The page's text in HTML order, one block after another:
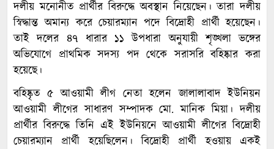
দলীয় মনোনীত প্রার্থীর বিরুদ্ধে অবস্থান নিয়েছেন। তারা দলীয়
স্বিদ্ধান্ত অমান্য করে চেয়ারম্যান পদে বিদ্রোহী প্রার্থী হয়েছেন।
তাই দলের ৪৭ ধারার ১১ উপধারা অনুযায়ী শৃঙ্খলা ভঙ্গের
অভিযোগে প্রাথমিক সদস্য পদ থেকে সরাসরি বহিষ্কার করা
হয়েছে।
বহিষ্কৃত ৫ আওয়ামী লীগ নেতা হলেন জালালাবাদ ইউনিয়ন
আওয়ামী লীগের সাধারণ সম্পাদক মো. মানিক মিয়া। দলীয়
প্রার্থীর বিরুদ্ধে তিনি এই ইউনিয়নে আওয়ামী লীগের বিদ্রোহী
চেয়ারম্যান প্রার্থী হয়েছিলেন। বিদ্রোহী প্রার্থী হওয়ায় একই